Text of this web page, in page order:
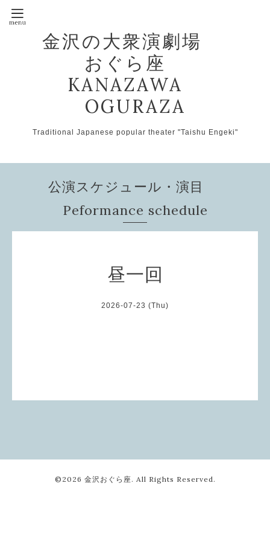
金沢の大衆演劇場
おぐら座
KANAZAWA
OGURAZA
Traditional Japanese popular theater "Taishu Engeki"
公演スケジュール・演目
Peformance schedule
昼一回
2026-07-23 (Thu)
©2026 金沢おぐら座. All Rights Reserved.